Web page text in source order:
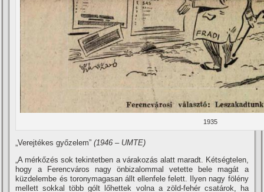
1935
„Verejtékes győzelem”(1946 – UMTE)
„A mérkőzés sok tekintetben a várakozás alatt maradt. Kétségtelen,
hogy a Ferencváros nagy önbizalommal vetette bele magát a
küzdelembe és toronymagasan állt ellenfele felett. Ilyen nagy fölény
mellett sokkal több gólt lőhettek volna a zöld-fehér csatárok, ha